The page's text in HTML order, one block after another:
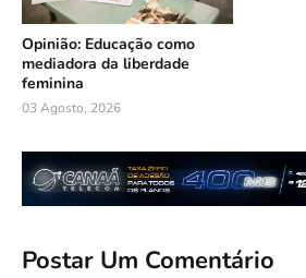
Opinião: Educação como
mediadora da liberdade
feminina
03 Agosto, 2026
Postar Um Comentário